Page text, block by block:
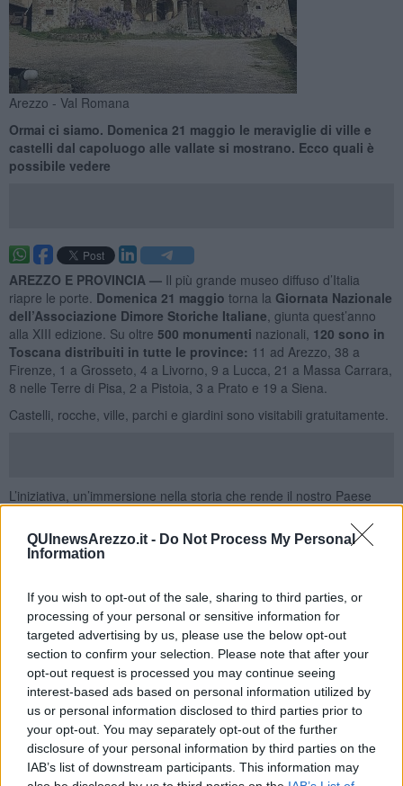
QUInewsArezzo.it - Do Not Process My Personal
Information
If you wish to opt-out of the sale, sharing to third parties, or
processing of your personal or sensitive information for
targeted advertising by us, please use the below opt-out
section to confirm your selection. Please note that after your
opt-out request is processed you may continue seeing
interest-based ads based on personal information utilized by
us or personal information disclosed to third parties prior to
your opt-out. You may separately opt-out of the further
disclosure of your personal information by third parties on the
IAB’s list of downstream participants. This information may
Arezzo - Val Romana
Ormai ci siamo. Domenica 21 maggio le meraviglie di ville e
castelli dal capoluogo alle vallate si mostrano. Ecco quali è
possibile vedere
AREZZO E PROVINCIA — Il più grande museo diffuso d’Italia
riapre le porte. Domenica 21 maggio torna la Giornata Nazionale
dell’Associazione Dimore Storiche Italiane , giunta quest’anno
alla XIII edizione. Su oltre 500 monumenti nazionali, 120 sono in
Toscana distribuiti in tutte le province: 11 ad Arezzo, 38 a
Firenze, 1 a Grosseto, 4 a Livorno, 9 a Lucca, 21 a Massa Carrara,
8 nelle Terre di Pisa, 2 a Pistoia, 3 a Prato e 19 a Siena.
Castelli, rocche, ville, parchi e giardini sono visitabili gratuitamente.
L’iniziativa, un’immersione nella storia che rende il nostro Paese
Case della Memoria, l’Associazione culturale Città Nascosta,
L’Associazione Ville Borbone, l’Associazione Ville e Palazzi
patrocinio di ENIT – Agenzia Nazionale del Turismo, della
Commissione Nazionale Italiana per l’Unesco e del Ministero della
Cultura oltre che della Città Metropolitana di Firenze, Provincia di
Arezzo, Provincia di Livorno, Provincia di Lucca, Provincia di Massa
Carrara, Provincia di Pisa, Provincia di Siena, Comune di Firenze,
Comune di Fivizzano, Comune di Grosseto, Comune di Lucca,
Comune di Pisa, Comune di Pistoia, Comune di Siena, Unione di
Comuni Valdarno e Valdisieve, Unione Montana dei Comuni del
Mugello, Comune di Castagneto Carducci, Unione Comuni della
Lunigiana.